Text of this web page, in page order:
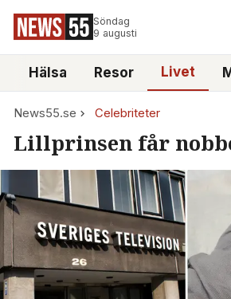
Söndag
9 augusti
Hälsa Resor Livet
News55.se Celebriteter
Lillprinsen får